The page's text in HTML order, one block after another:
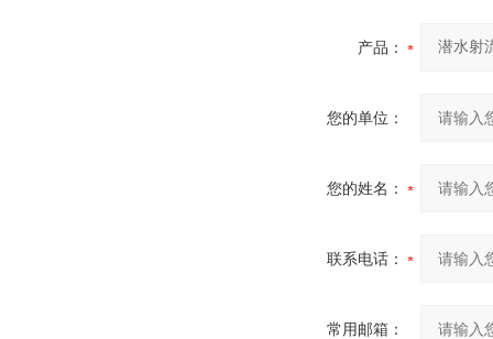
产品：
您的单位：
您的姓名：
联系电话：
常用邮箱：